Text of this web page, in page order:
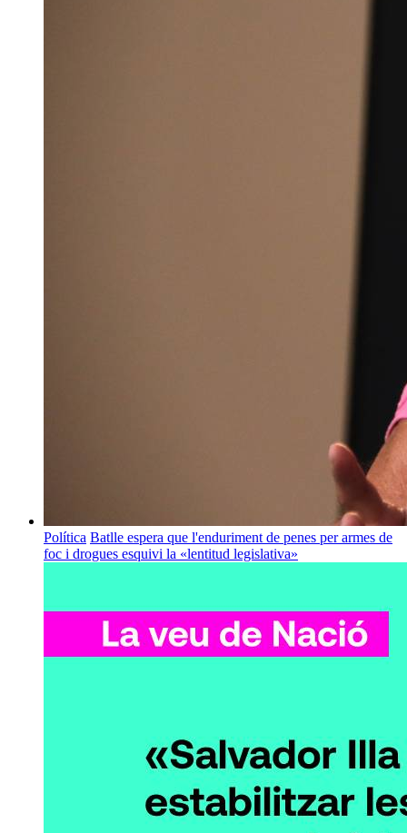
Política Batlle espera que l'enduriment de penes per armes de
foc i drogues esquivi la «lentitud legislativa»